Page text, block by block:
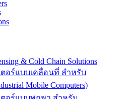
& Cold Chain Solutions
อร์แบบเคลื่อนที่ สำหรับ
Mobile Computers)